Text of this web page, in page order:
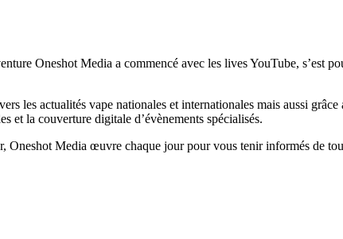
Oneshot Media a commencé avec les lives YouTube, s’est
les actualités vape nationales et internationales mais aussi
et la couverture digitale d’évènements spécialisés.
Oneshot Media œuvre chaque jour pour vous tenir informés de